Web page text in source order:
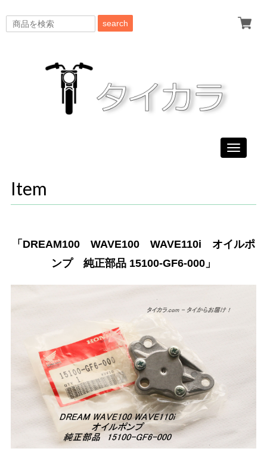
search
Toggle
Item
「DREAM100 WAVE100 WAVE110i オイルポ
ンプ 純正部品 15100-GF6-000」